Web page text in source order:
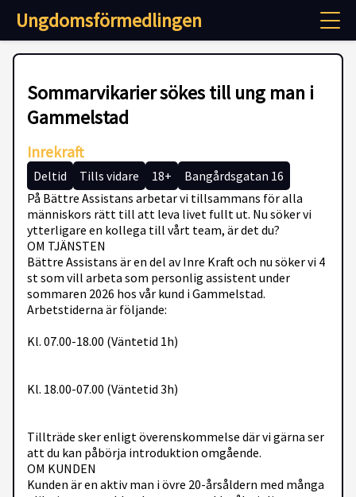
Ungdomsförmedlingen
Sommarvikarier sökes till ung man i
Gammelstad
Inrekraft
Deltid Tills vidare 18+
Bangårdsgatan 16
På Bättre Assistans arbetar vi tillsammans för alla
människors rätt till att leva livet fullt ut. Nu söker vi
ytterligare en kollega till vårt team, är det du?
OM TJÄNSTEN
Bättre Assistans är en del av Inre Kraft och nu söker vi 4
st som vill arbeta som personlig assistent under
sommaren 2026 hos vår kund i Gammelstad.
Arbetstiderna är följande:
Kl. 07.00-18.00 (Väntetid 1h)
Kl. 18.00-07.00 (Väntetid 3h)
Tillträde sker enligt överenskommelse där vi gärna ser
att du kan påbörja introduktion omgående.
OM KUNDEN
Kunden är en aktiv man i övre 20-årsåldern med många